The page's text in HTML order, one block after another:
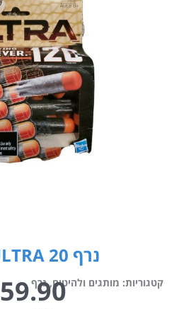
נרף 20 ULTRA חיצים
קטגוריות: מותגים ולהיטים,נרף
59.90